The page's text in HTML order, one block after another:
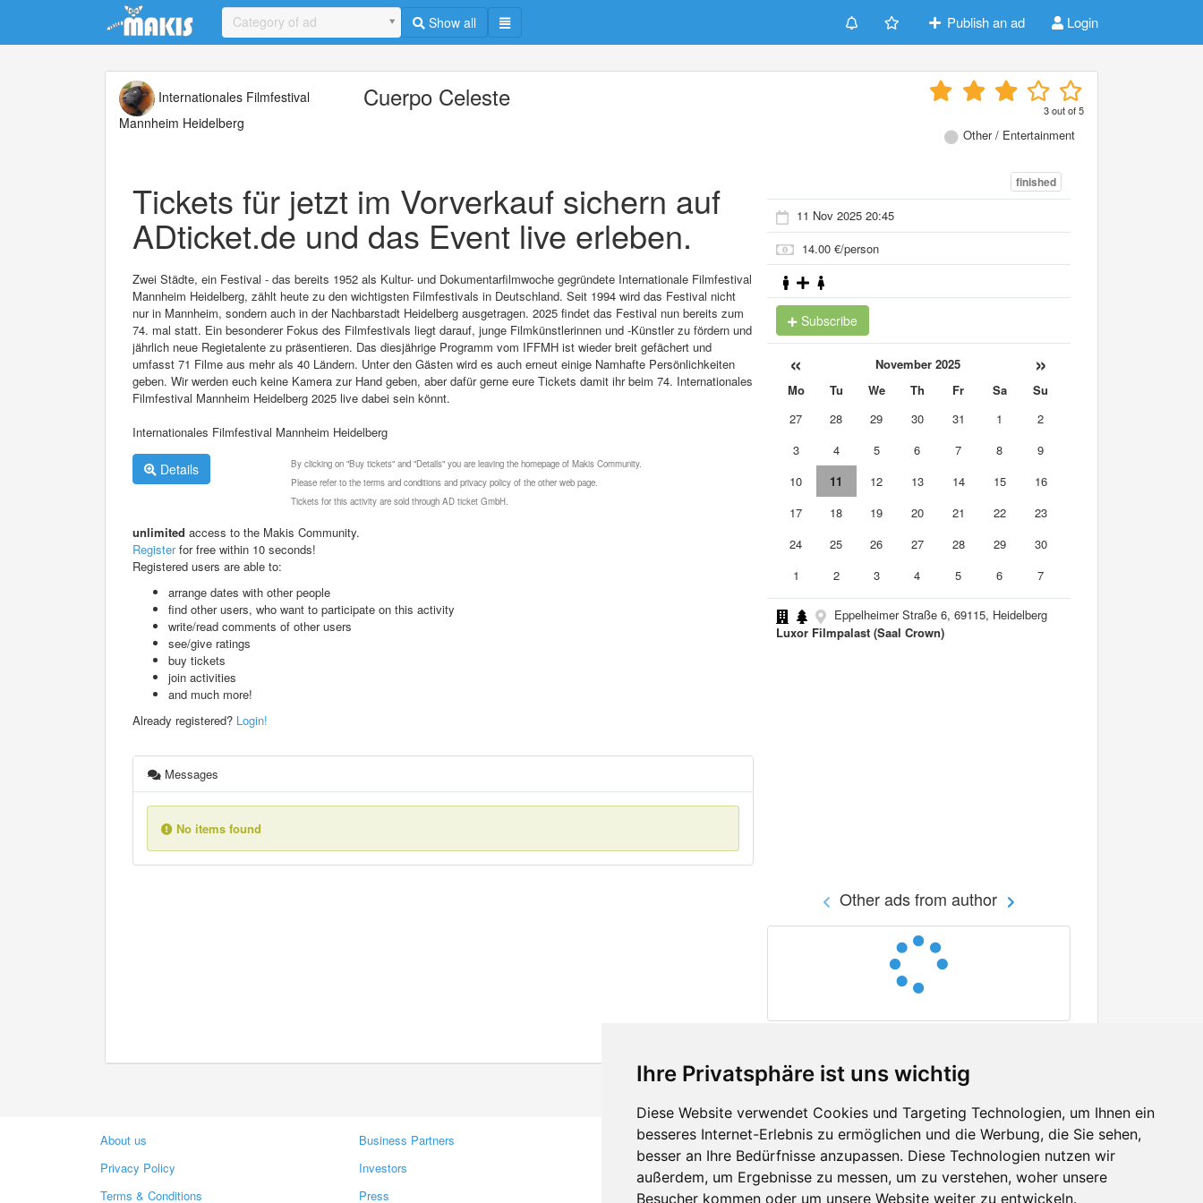
Ihre Privatsphäre ist uns wichtig
Diese Website verwendet Cookies und Targeting Technologien, um Ihnen ein
besseres Internet-Erlebnis zu ermöglichen und die Werbung, die Sie sehen,
besser an Ihre Bedürfnisse anzupassen. Diese Technologien nutzen wir
außerdem, um Ergebnisse zu messen, um zu verstehen, woher unsere
Besucher kommen oder um unsere Website weiter zu entwickeln.
Update cookies preferences
Category of ad Show all Publish an ad Login
Internationales Filmfestival
Mannheim Heidelberg
Cuerpo Celeste 3out of5
Other / Entertainment
Tickets für jetzt im Vorverkauf sichern auf
ADticket.de und das Event live erleben.
Zwei Städte, ein Festival - das bereits 1952 als Kultur- und Dokumentarfilmwoche gegründete Internationale Filmfestival
Mannheim Heidelberg, zählt heute zu den wichtigsten Filmfestivals in Deutschland. Seit 1994 wird das Festival nicht
nur in Mannheim, sondern auch in der Nachbarstadt Heidelberg ausgetragen. 2025 findet das Festival nun bereits zum
74. mal statt. Ein besonderer Fokus des Filmfestivals liegt darauf, junge Filmkünstlerinnen und -Künstler zu fördern und
jährlich neue Regietalente zu präsentieren. Das diesjährige Programm vom IFFMH ist wieder breit gefächert und
umfasst 71 Filme aus mehr als 40 Ländern. Unter den Gästen wird es auch erneut einige Namhafte Persönlichkeiten
geben. Wir werden euch keine Kamera zur Hand geben, aber dafür gerne eure Tickets damit ihr beim 74. Internationales
Filmfestival Mannheim Heidelberg 2025 live dabei sein könnt.
Internationales Filmfestival Mannheim Heidelberg
Details
By clicking on "Buy tickets" and "Details" you are leaving the homepage of Makis Community.
Please refer to the terms and conditions and privacy policy of the other web page.
Tickets for this activity are sold through AD ticket GmbH.
unlimited access to the Makis Community.
Registerfor free within 10 seconds!
Registered users are able to:
arrange dates with other people
find other users, who want to participate on this activity
write/read comments of other users
see/give ratings
buy tickets
join activities
and much more!
Already registered? Login!
Messages
No items found
finished
11 Nov 2025 20:45
14.00 €/person
Subscribe
« November 2025 »
Mo Tu We Th Fr Sa
Su
27
28 29 30 31 1
2
3
4 5 6 7 8
9
10
11 12 13 14 15
16
17
18 19 20 21 22
23
24
25 26 27 28 29
30
1
2 3 4 5 6 7
Eppelheimer Straße 6, 69115, Heidelberg
Luxor Filmpalast (Saal Crown)
Other ads from author
About us
Privacy Policy
Terms & Conditions
Business Partners
Investors
Press
Contacts
Feedback
Report A Bug
Facebook
Twitter
YouTube